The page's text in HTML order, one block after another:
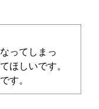
ってしまっ
ほしいです。
す。